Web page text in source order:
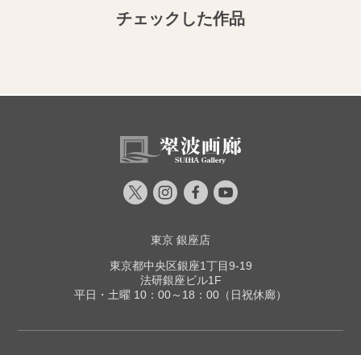
チェックした作品
東京 銀座店
東京都中央区銀座1丁目9-19
法研銀座ビル1F
平日・土曜 10：00～18：00（日祝休廊）